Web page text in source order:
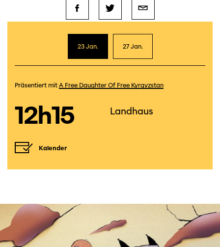
23 Jan. 27 Jan.
Präsentiert mit A Free Daughter Of Free Kyrgyzstan
12h15 Landhaus
Kalender